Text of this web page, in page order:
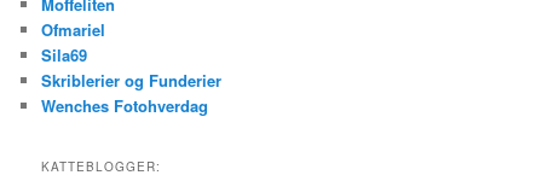
Ofmariel
Sila69
Skriblerier og Funderier
Wenches Fotohverdag
KATTEBLOGGER: